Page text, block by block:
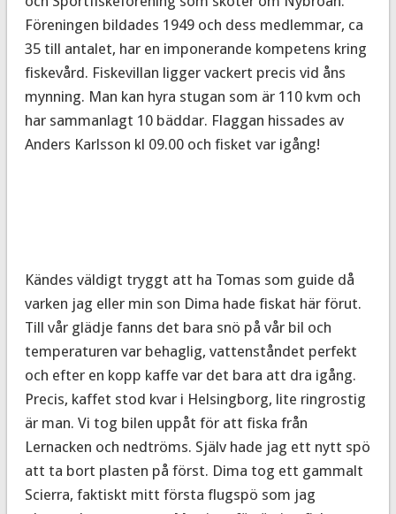
Föreningen bildades 1949 och dess medlemmar, ca
35 till antalet, har en imponerande kompetens kring
fiskevård. Fiskevillan ligger vackert precis vid åns
mynning. Man kan hyra stugan som är 110 kvm och
har sammanlagt 10 bäddar. Flaggan hissades av
Anders Karlsson kl 09.00 och fisket var igång!
Kändes väldigt tryggt att ha Tomas som guide då
varken jag eller min son Dima hade fiskat här förut.
Till vår glädje fanns det bara snö på vår bil och
temperaturen var behaglig, vattenståndet perfekt
och efter en kopp kaffe var det bara att dra igång.
Precis, kaffet stod kvar i Helsingborg, lite ringrostig
är man. Vi tog bilen uppåt för att fiska från
Lernacken och nedtröms. Själv hade jag ett nytt spö
att ta bort plasten på först. Dima tog ett gammalt
Scierra, faktiskt mitt första flugspö som jag